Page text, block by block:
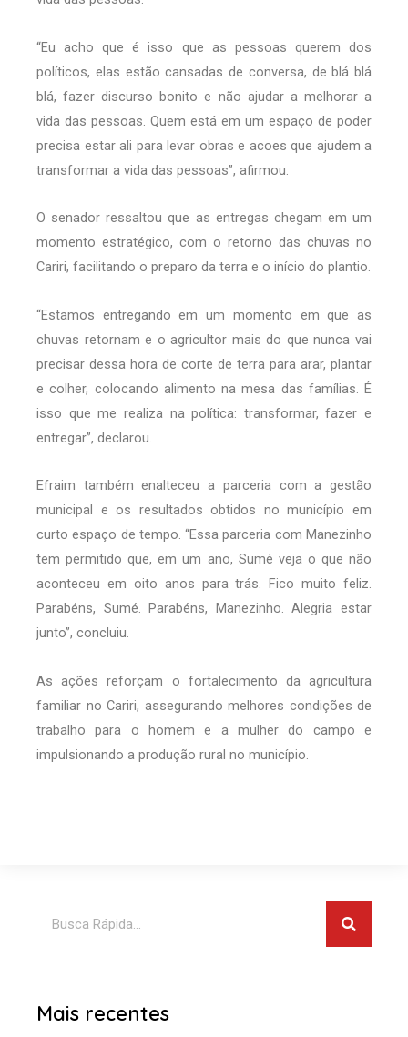
“Eu acho que é isso que as pessoas querem dos
políticos, elas estão cansadas de conversa, de blá blá
blá, fazer discurso bonito e não ajudar a melhorar a
vida das pessoas. Quem está em um espaço de poder
precisa estar ali para levar obras e acoes que ajudem a
transformar a vida das pessoas”, afirmou.
O senador ressaltou que as entregas chegam em um
momento estratégico, com o retorno das chuvas no
Cariri, facilitando o preparo da terra e o início do plantio.
“Estamos entregando em um momento em que as
chuvas retornam e o agricultor mais do que nunca vai
precisar dessa hora de corte de terra para arar, plantar
e colher, colocando alimento na mesa das famílias. É
isso que me realiza na política: transformar, fazer e
entregar”, declarou.
Efraim também enalteceu a parceria com a gestão
municipal e os resultados obtidos no município em
curto espaço de tempo. “Essa parceria com Manezinho
tem permitido que, em um ano, Sumé veja o que não
aconteceu em oito anos para trás. Fico muito feliz.
Parabéns, Sumé. Parabéns, Manezinho. Alegria estar
junto”, concluiu.
As ações reforçam o fortalecimento da agricultura
familiar no Cariri, assegurando melhores condições de
trabalho para o homem e a mulher do campo e
impulsionando a produção rural no município.
Mais recentes